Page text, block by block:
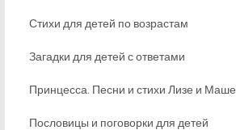
Стихи для детей по возрастам
Загадки для детей с ответами
Принцесса. Песни и стихи Лизе и Маше
Пословицы и поговорки для детей